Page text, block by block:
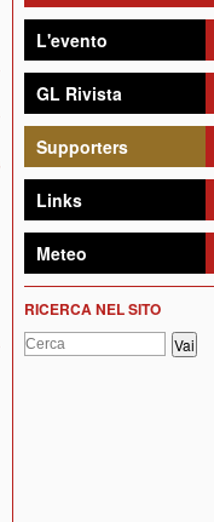
L'evento
GL Rivista
Supporters
Links
Meteo
RICERCA NEL SITO